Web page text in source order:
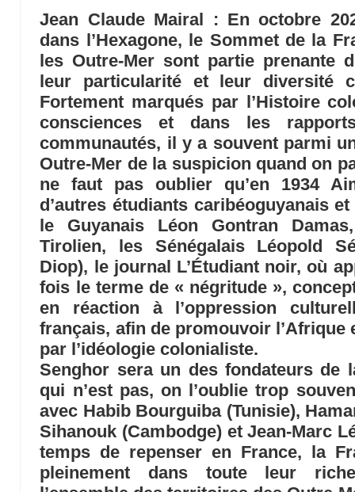
Jean Claude Mairal : En octobre
dans l’Hexagone, le Sommet de la
les Outre-Mer sont partie prenante
leur particularité et leur diversité
Fortement marqués par l’Histoire
consciences et dans les
communautés, il y a souvent parmi
Outre-Mer de la suspicion quand on
ne faut pas oublier qu’en 1934
d’autres étudiants caribéoguyanais
le Guyanais Léon Gontran
Tirolien, les Sénégalais Léopold
Diop), le journal L’Étudiant noir, où
fois le terme de « négritude »,
en réaction à l’oppression
français, afin de promouvoir l’Afrique
par l’idéologie colonialiste.
Senghor sera un des fondateurs de
qui n’est pas, on l’oublie trop
avec Habib Bourguiba (Tunisie),
Sihanouk (Cambodge) et Jean-Marc
temps de repenser en France, la
pleinement dans toute leur